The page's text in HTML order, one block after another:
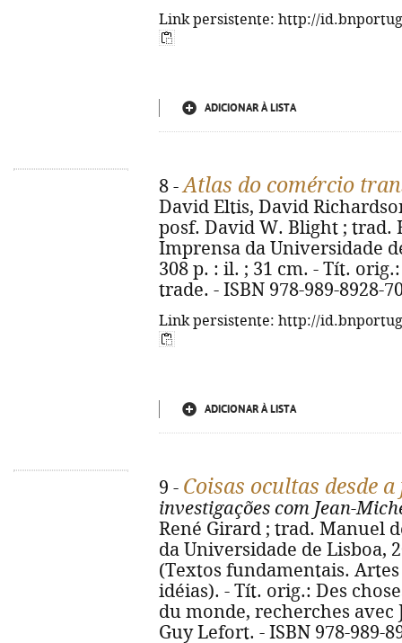
Link persistente: http://
ADICIONAR À LISTA
8 -Atlas do comércio
David Eltis, David
posf. David W. Blight ; trad.
Imprensa da Universidade
308 p. : il. ; 31 cm. - Tít.
trade. - ISBN 978-989-8928-
Link persistente: http://
ADICIONAR À LISTA
9 - Coisas ocultas desde
investigações com Jean-
René Girard ; trad. Manuel
da Universidade de Lisboa,
(Textos fundamentais.
idéias). - Tít. orig.: Des
du monde, recherches
Guy Lefort. - ISBN 978-989-